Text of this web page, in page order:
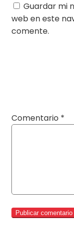
Guardar mi
web en este
comente.
Comentario *